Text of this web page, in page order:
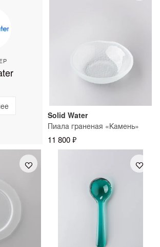
Solid Water
Пиала граненая «Камень»
11 800 ₽